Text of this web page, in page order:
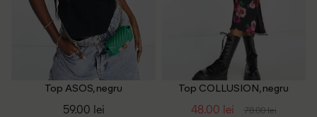
Top ASOS, negru
59.00 lei
Top COLLUSION, negru
48.00 lei 78.00 lei